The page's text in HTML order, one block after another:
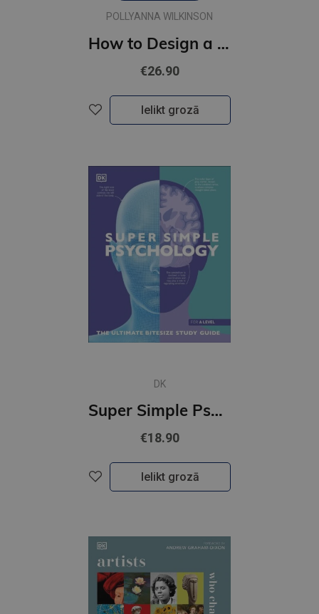
POLLYANNA WILKINSON
How to Design a Garden : Create and Maintain Your Dream Garden
€26.90
Ielikt grozā
DK
Super Simple Psychology : The Ultimate Bitesize Study Guide
€18.90
Ielikt grozā